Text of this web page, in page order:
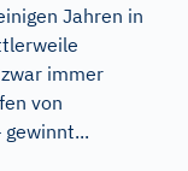
Jahren in
immer
von
gewinnt...